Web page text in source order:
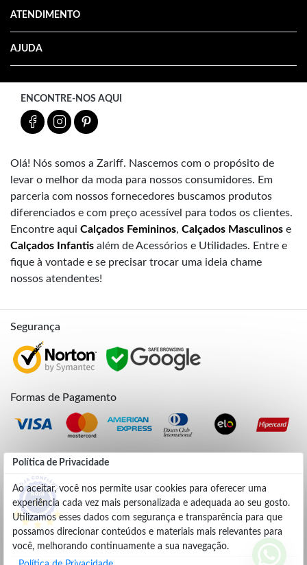
Política de Privacidade
Ao aceitar, você nos permite usar cookies para oferecer uma
experiência cada vez mais personalizada e adequada ao seu gosto.
Utilizamos esses dados com segurança e transparência para que
possamos direcionar conteúdos e materiais mais relevantes para
você, melhorando continuamente a sua navegação.
ATENDIMENTO
AJUDA
ENCONTRE-NOS AQUI
Olá! Nós somos a Zariff. Nascemos com o propósito de
levar o melhor da moda para nossos consumidores. Em
parceria com nossos fornecedores buscamos produtos
diferenciados e com preço acessível para todos os clientes.
Encontre aqui Calçados Femininos, Calçados Masculinos e
Calçados Infantis além de Acessórios e Utilidades. Entre e
fique à vontade e se precisar trocar uma ideia chame
nossos atendentes!
Segurança
Formas de Pagamento
Credibilidade
4.9